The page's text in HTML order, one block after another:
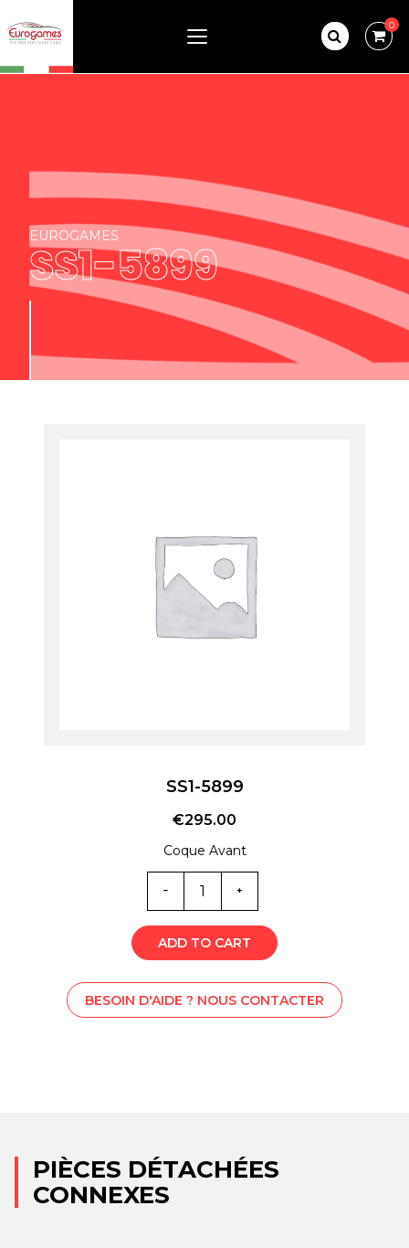
0
EUROGAMES
SS1-5899
SS1-5899
€295.00
Coque Avant
Quantité
SS1-
5899
ADD TO CART
BESOIN D'AIDE ? NOUS CONTACTER
PIÈCES DÉTACHÉES
CONNEXES